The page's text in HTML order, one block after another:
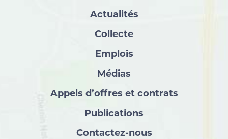
Actualités
Collecte
Emplois
Médias
Appels d’offres et contrats
Publications
Contactez-nous